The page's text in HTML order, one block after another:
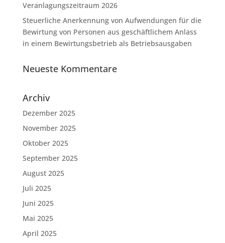
Veranlagungszeitraum 2026
Steuerliche Anerkennung von Aufwendungen für die
Bewirtung von Personen aus geschäftlichem Anlass
in einem Bewirtungsbetrieb als Betriebsausgaben
Neueste Kommentare
Archiv
Dezember 2025
November 2025
Oktober 2025
September 2025
August 2025
Juli 2025
Juni 2025
Mai 2025
April 2025